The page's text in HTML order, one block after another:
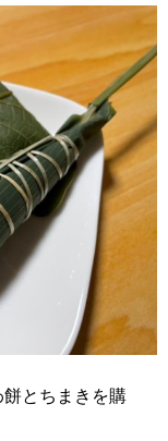
とちまきを購